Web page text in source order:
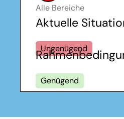
Alle Bereiche
Aktuelle
Ungenügend
Genügend